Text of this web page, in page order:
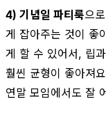
4) 기념일 파티룩으
게 잡아주는 것이 좋
게 할 수 있어서, 립
훨씬 균형이 좋아져
연말 모임에서도 잘